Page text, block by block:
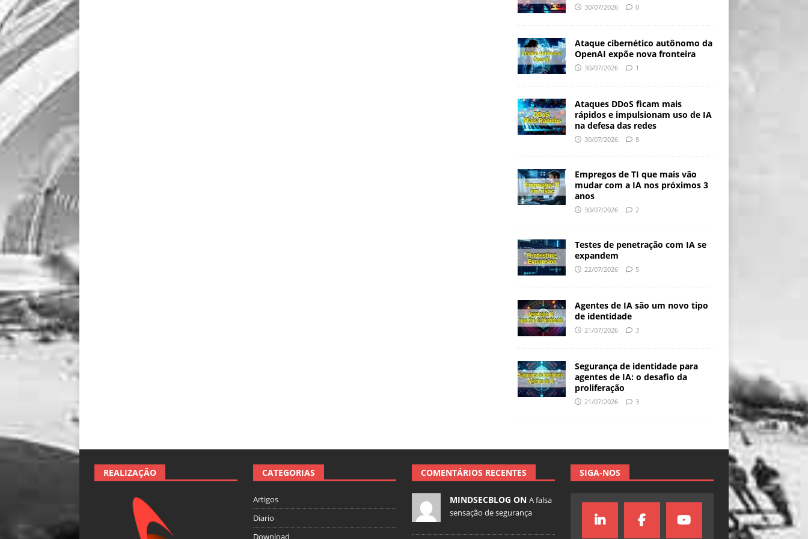
30/07/2026 0
Ataque cibernético autônomo da
OpenAI expõe nova fronteira
30/07/2026 1
Ataques DDoS ficam mais
rápidos e impulsionam uso de IA
na defesa das redes
30/07/2026 8
Empregos de TI que mais vão
mudar com a IA nos próximos 3
anos
30/07/2026 2
Testes de penetração com IA se
expandem
22/07/2026 5
Agentes de IA são um novo tipo
de identidade
21/07/2026 3
Segurança de identidade para
agentes de IA: o desafio da
proliferação
21/07/2026 3
REALIZAÇÃO CATEGORIAS
Artigos
Diario
Download
COMENTÁRIOS RECENTES
MINDSECBLOG ON A falsa
sensação de segurança
SIGA-NOS